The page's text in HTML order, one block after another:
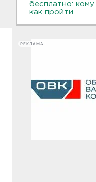
бесплатно:
как пройти
РЕКЛАМА